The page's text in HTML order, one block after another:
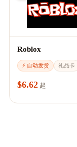
Roblox
⚡ 自动发货 礼品卡
$6.62 起